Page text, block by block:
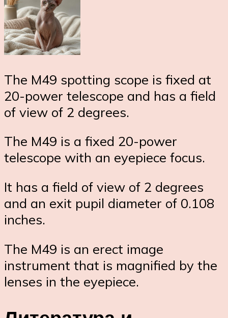
The M49 spotting scope is fixed at
20-power telescope and has a field
of view of 2 degrees.
The M49 is a fixed 20-power
telescope with an eyepiece focus.
It has a field of view of 2 degrees
and an exit pupil diameter of 0.108
inches.
The M49 is an erect image
instrument that is magnified by the
lenses in the eyepiece.